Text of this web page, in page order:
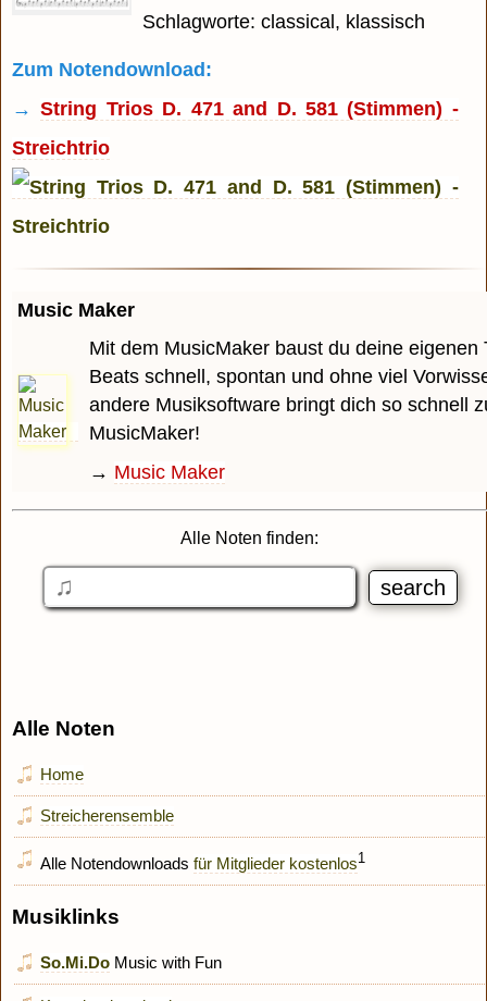
Schlagworte: classical, klassisch
Zum Notendownload:
→String Trios D. 471 and D. 581 (Stimmen) -
Streichtrio
Music Maker
Mit dem MusicMaker baust du deine eigenen
Beats schnell, spontan und ohne viel
andere Musiksoftware bringt dich so schnell
MusicMaker!
→ Music Maker
Alle Noten finden:
Alle Noten
Home
Streicherensemble
Alle Notendownloads für Mitglieder kostenlos1
Musiklinks
So.Mi.Do Music with Fun